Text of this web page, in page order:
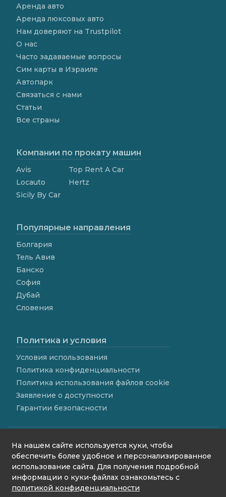
На нашем сайте используется куки, чтобы
обеспечить более удобное и персонализированное
использование сайта. Для получения подробной
информации о куки-файлах ознакомьтесь с
политикой конфиденциальности
Аренда авто
Аренда люксовых авто
Нам доверяют на Trustpilot
О нас
Часто задаваемые вопросы
Сим карты в Израиле
Автопарк
Связаться с нами
Статьи
Все страны
Компании по прокату машин
Avis
Locauto
Sicily By Car
Top Rent A Car
Hertz
Популярные направления
Болгария
Тель Авив
Банско
София
Дубай
Словения
Политика и условия
Условия использования
Политика конфиденциальности
Политика использования файлов cookie
Заявление о доступности
Гарантии безопасности
contact@we4rent.com
© 2020 www.we4rent.com